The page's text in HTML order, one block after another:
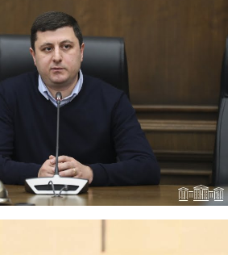
ստորագրումից հետո Հայաստանը
հետ հարաբերությունների
և Լեռնային Ղարաբաղի
ու անվտանգությունն
ն խոսում է Արցախի
հաջորդ սերունդներին թողնելու
կարգավիճակի հարցը փակված չի
որը ԵՄ առանցքային
մակարդակով խոսում Արցախի
կարևորության մասին, իսկ ՀՀ
է պնդել ադրբեջանական
արցախցիների իրավունքների և
մասով, ինչն ամբողջապես
տարածքային
և ինքնիշխանության
է, որ ոչ թե միջազգային
հարցով նշաձող իջեցրել,
էր մեկ տարի առաջ պնդում, երբ
մոտեցումից, այլ կոնկրետ ՀՀ